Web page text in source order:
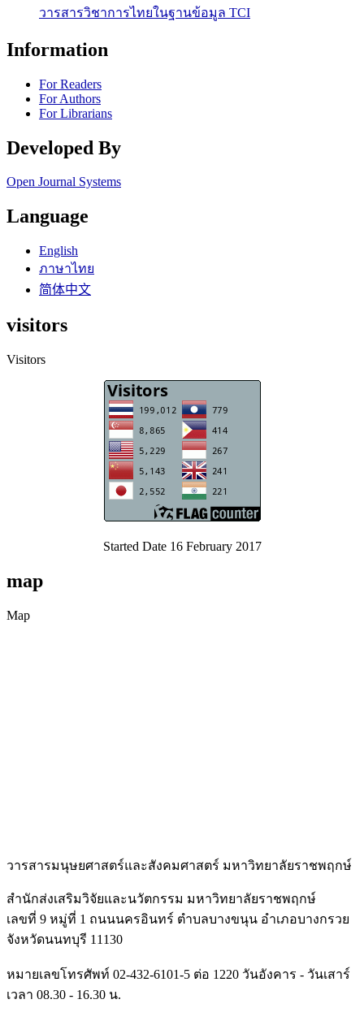
วารสารวิชาการไทยในฐานข้อมูล TCI
Information
For Readers
For Authors
For Librarians
Developed By
Open Journal Systems
Language
English
ภาษาไทย
简体中文
visitors
Visitors
Started Date 16 February 2017
map
Map
วารสารมนุษยศาสตร์และสังคมศาสตร์ มหาวิทยาลัยราชพฤกษ์
สำนักส่งเสริมวิจัยและนวัตกรรม มหาวิทยาลัยราชพฤกษ์
เลขที่ 9 หมู่ที่ 1 ถนนนครอินทร์ ตำบลบางขนุน อำเภอบางกรวย
จังหวัดนนทบุรี 11130
หมายเลขโทรศัพท์ 02-432-6101-5 ต่อ 1220 วันอังคาร - วันเสาร์
เวลา 08.30 - 16.30 น.